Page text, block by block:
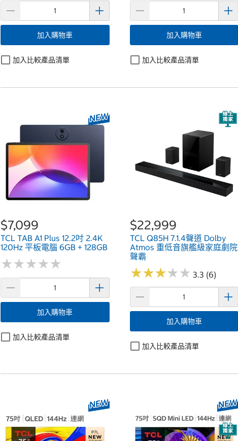
加入購物車
加入比較產品清單
加入購物車
加入比較產品清單
$7,099
TCL TAB A1 Plus 12.2吋 2.4K
120Hz 平板電腦 6GB + 128GB
★★★★★
★★★★★
加入購物車
加入比較產品清單
$22,999
TCL Q85H 7.1.4聲道 Dolby
Atmos 重低音旗艦級家庭劇院
聲霸
★★★★★
★★★★★ 3.3 (6)
加入購物車
加入比較產品清單